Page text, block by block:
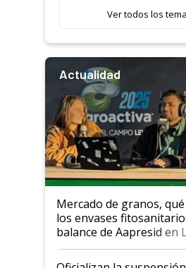
Ver todos los
Actualidad
Mercado de granos,
los envases
balance de Aapresid en